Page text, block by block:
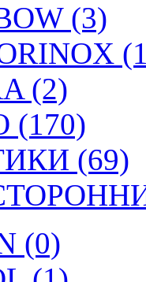
(3)
(2)
(170)
(69)
(0)